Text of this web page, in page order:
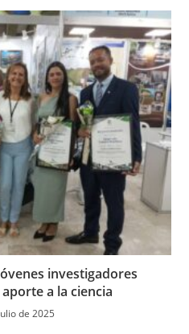
investigadores
a la ciencia
de 2025